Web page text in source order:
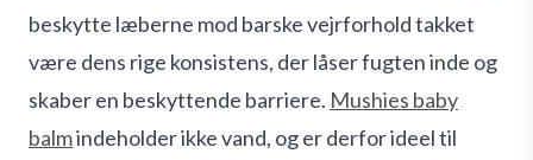
beskytte læberne mod barske vejrforhold takket
være dens rige konsistens, der låser fugten inde og
skaber en beskyttende barriere. Mushies baby
balmindeholder ikke vand, og er derfor ideel til